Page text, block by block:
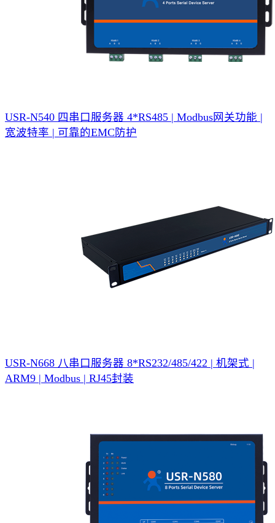
USR-N540 四串口服务器 4*RS485 | Modbus网关功能 |
宽波特率 | 可靠的EMC防护
USR-N668 八串口服务器 8*RS232/485/422 | 机架式 |
ARM9 | Modbus | RJ45封装